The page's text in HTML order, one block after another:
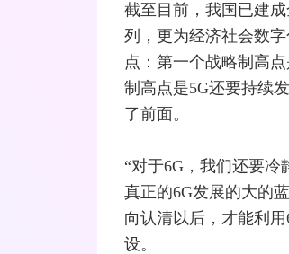
截至目前，我国已建
列，更为经济社会数
点：第一个战略制高
制高点是5G还要持续
了前面。
“对于6G，我们还要
真正的6G发展的大的
向认清以后，才能利
设。